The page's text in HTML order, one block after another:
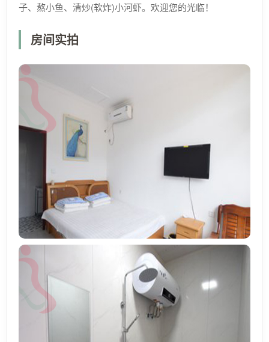
子、熬小鱼、清炒(软炸)小河虾。欢迎您的光临！
房间实拍